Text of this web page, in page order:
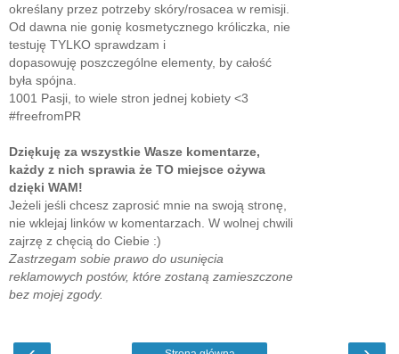
określany przez potrzeby skóry/rosacea w remisji.
Od dawna nie gonię kosmetycznego króliczka, nie
testuję TYLKO sprawdzam i
dopasowuję poszczególne elementy, by całość
była spójna.
1001 Pasji, to wiele stron jednej kobiety <3
#freefromPR
Dziękuję za wszystkie Wasze komentarze,
każdy z nich sprawia że TO miejsce ożywa
dzięki WAM!
Jeżeli jeśli chcesz zaprosić mnie na swoją stronę,
nie wklejaj linków w komentarzach. W wolnej chwili
zajrzę z chęcią do Ciebie :)
Zastrzegam sobie prawo do usunięcia
reklamowych postów, które zostaną zamieszczone
bez mojej zgody.